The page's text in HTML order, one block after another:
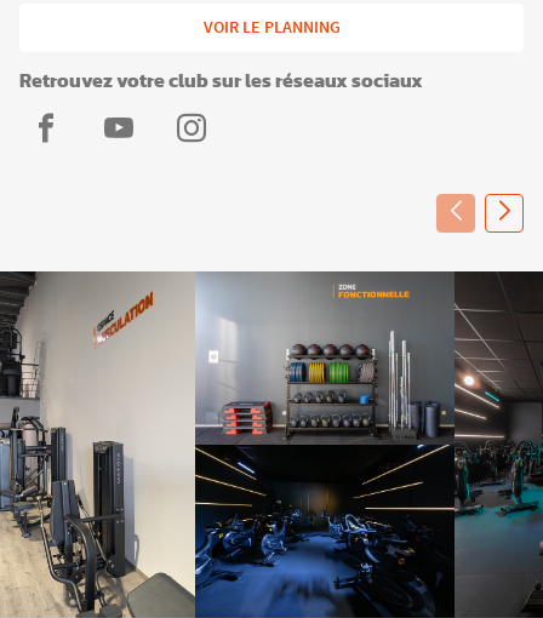
VOIR LE PLANNING
Retrouvez votre club sur les réseaux sociaux
L'Appart
-
Le
Coteau
L'Appart
-
Le
L'Appart
-
Coteau